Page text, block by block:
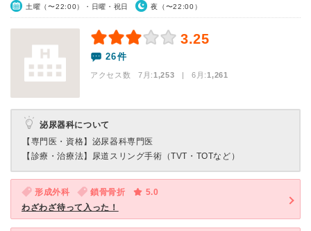
土曜（〜22:00）・日曜・祝日 夜（〜22:00）
3.25
26件
アクセス数 7月:1,253 | 6月:1,261
泌尿器科について
【専門医・資格】 泌尿器科専門医
【診療・治療法】 尿道スリング手術（TVT・TOTなど）
形成外科 鎖骨骨折
5.0
わざわざ待って入った！